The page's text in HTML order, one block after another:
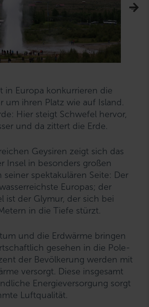
in Europa konkurrieren die
um ihren Platz wie auf Island.
Hier steigt Schwefel hervor,
und da zittert die Erde.
Geysiren zeigt sich das
Insel in besonders großen
seiner spektakulären Seite: Der
Europas; der
ist der Glymur, der sich bei
in die Tiefe stürzt.
und die Erdwärme bringen
gesehen in die Pole-
der Bevölkerung werden mit
versorgt. Diese insgesamt
Energieversorgung sorgt
Luftqualität.